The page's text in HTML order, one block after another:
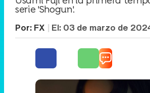
serie 'Shogun'.
Por: FX El: 03 de marzo de